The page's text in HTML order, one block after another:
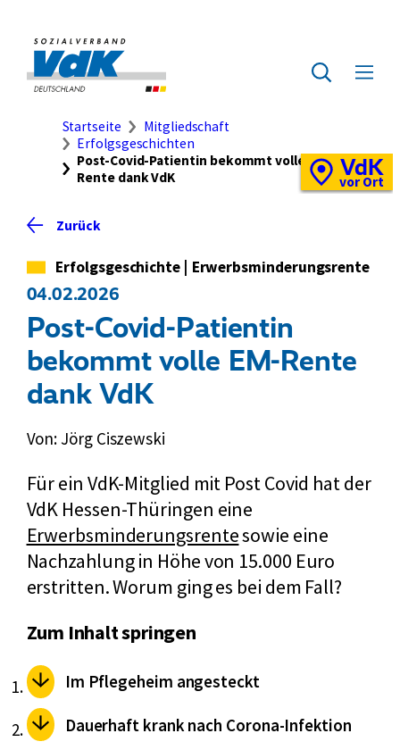
Seiteninhalt
springen
Zur
Startseite
des
Zur
Suche
Menü
Schnellzugriff
Standortkarte
VdK
vor Ort
Brotkrumennavigation
Startseite
Mitgliedschaft
Erfolgsgeschichten
Post-Covid-Patientin bekommt volle EM-
Rente dank VdK
Zurück
Kategorie
Erfolgsgeschichte Erwerbsminderungsrente
04.02.2026
Post-Covid-Patientin
bekommt volle EM-Rente
dank VdK
Von: Jörg Ciszewski
Für ein VdK-Mitglied mit Post Covid hat der
VdK Hessen-Thüringen eine
Erwerbsminderungsrentesowie eine
Nachzahlung in Höhe von 15.000 Euro
erstritten. Worum ging es bei dem Fall?
Zum Inhalt springen
Im Pflegeheim angesteckt
Dauerhaft krank nach Corona-Infektion